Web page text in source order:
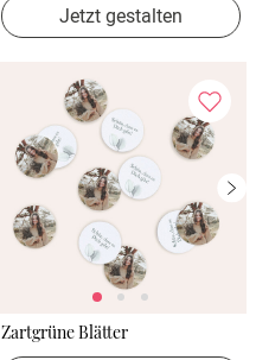
Jetzt gestalten
Zartgrüne Blätter